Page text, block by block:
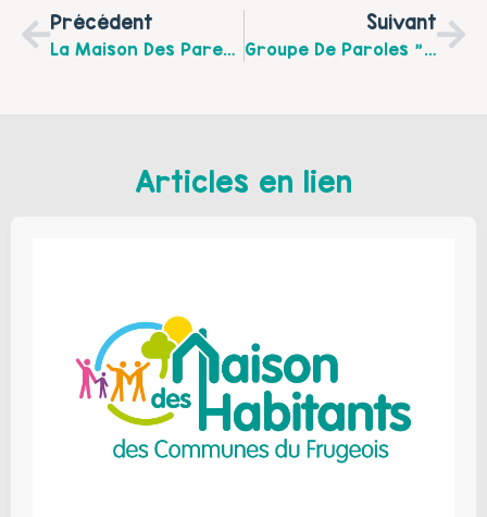
Précédent
La Maison Des Parents À Arras …une Maison Ouverte À Tous Les Parents
Suivant
Groupe De Paroles "ABA : Keskecé ?" Samedi 29 Février 2020 De 14 H À 15 H 30 Maison Vis Ta Vie À Arras
Articles en lien